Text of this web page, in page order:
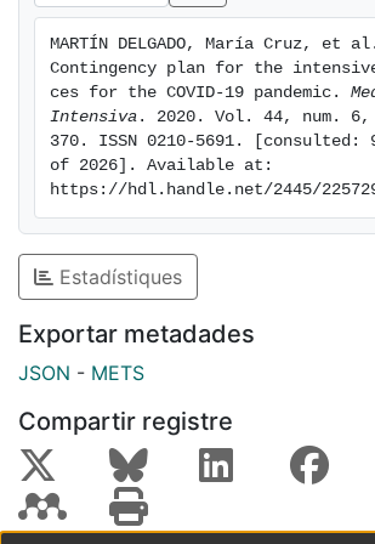
MARTÍN DELGADO, María Cruz, et al.
Contingency plan for the
ces for the COVID-19 pandemic.
Intensiva . 2020. Vol. 44, num. 6,
370. ISSN 0210-5691. [consulted:
of 2026]. Available at:
https://hdl.handle.net/2445/
Estadístiques
Exportar metadades
JSON - METS
Compartir registre